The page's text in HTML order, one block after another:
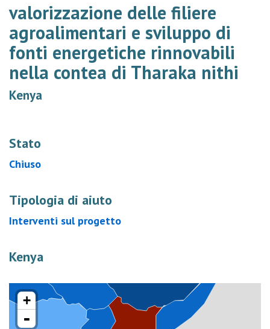
valorizzazione delle filiere
agroalimentari e sviluppo di
fonti energetiche rinnovabili
nella contea di Tharaka nithi
Kenya
Stato
Chiuso
Tipologia di aiuto
Interventi sul progetto
Kenya
+
-